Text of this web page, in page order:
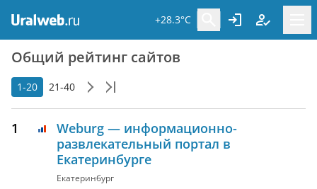
+28.3°C
Общий рейтинг сайтов
1-20 21-40
1
Weburg — информационно-
развлекательный портал в
Екатеринбурге
Екатеринбург